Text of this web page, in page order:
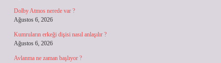
Dolby Atmos nerede var ?
Ağustos 6, 2026
Kumruların erkeği dişisi nasıl anlaşılır ?
Ağustos 6, 2026
Avlanma ne zaman başlıyor ?